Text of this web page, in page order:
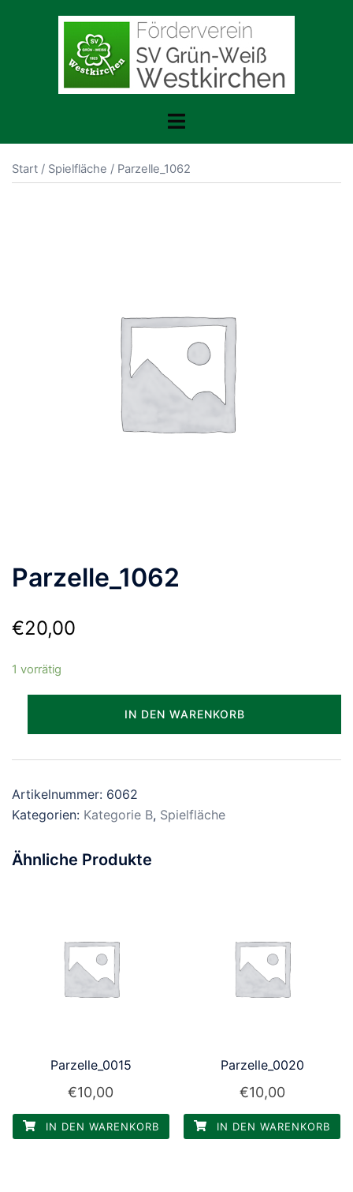
Menü
Start / Spielfläche / Parzelle_1062
Parzelle_1062
€20,00
1 vorrätig
IN DEN WARENKORB
Artikelnummer: 6062
Kategorien: Kategorie B, Spielfläche
Ähnliche Produkte
Parzelle_0015
€10,00
IN DEN WARENKORB
Parzelle_0020
€10,00
IN DEN WARENKORB